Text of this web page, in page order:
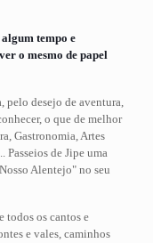
tempo e
o mesmo de papel
pelo desejo de aventura,
o que de melhor
Gastronomia, Artes
Passeios de Jipe uma
Alentejo" no seu
todos os cantos e
e vales, caminhos